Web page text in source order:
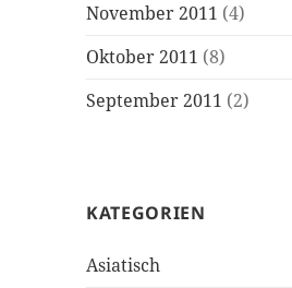
November 2011 (4)
Oktober 2011 (8)
September 2011 (2)
KATEGORIEN
Asiatisch